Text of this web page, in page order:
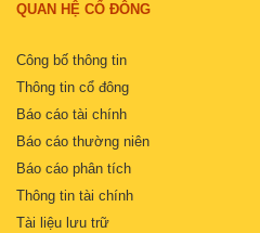
QUAN HỆ CỔ ĐÔNG
Công bố thông tin
Thông tin cổ đông
Báo cáo tài chính
Báo cáo thường niên
Báo cáo phân tích
Thông tin tài chính
Tài liệu lưu trữ